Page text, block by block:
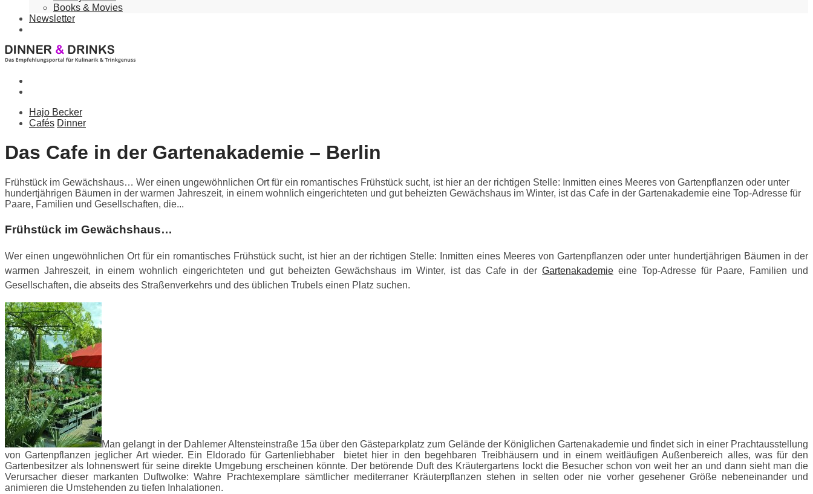
Books & Movies
Newsletter
Hajo Becker
Cafés Dinner
Das Cafe in der Gartenakademie – Berlin
Frühstück im Gewächshaus… Wer einen ungewöhnlichen Ort für ein romantisches Frühstück sucht, ist hier an der richtigen Stelle: Inmitten eines Meeres von Gartenpflanzen oder unter
hundertjährigen Bäumen in der warmen Jahreszeit, in einem wohnlich eingerichteten und gut beheizten Gewächshaus im Winter, ist das Cafe in der Gartenakademie eine Top-Adresse für
Paare, Familien und Gesellschaften, die...
Frühstück im Gewächshaus…
Wer einen ungewöhnlichen Ort für ein romantisches Frühstück sucht, ist hier an der richtigen Stelle: Inmitten eines Meeres von Gartenpflanzen oder unter hundertjährigen Bäumen in der
warmen Jahreszeit, in einem wohnlich eingerichteten und gut beheizten Gewächshaus im Winter, ist das Cafe in derGartenakademie eine Top-Adresse für Paare, Familien und
Gesellschaften, die abseits des Straßenverkehrs und des üblichen Trubels einen Platz suchen.
Man gelangt in der Dahlemer Altensteinstraße 15a über den Gästeparkplatz zum Gelände der Königlichen Gartenakademie und findet sich in einer Prachtausstellung
von Gartenpflanzen jeglicher Art wieder. Ein Eldorado für Gartenliebhaber bietet hier in den begehbaren Treibhäusern und in einem weitläufigen Außenbereich alles, was für den
Gartenbesitzer als lohnenswert für seine direkte Umgebung erscheinen könnte. Der betörende Duft des Kräutergartens lockt die Besucher schon von weit her an und dann sieht man die
Verursacher dieser markanten Duftwolke: Wahre Prachtexemplare sämtlicher mediterraner Kräuterpflanzen stehen in selten oder nie vorher gesehener Größe nebeneinander und
animieren die Umstehenden zu tiefen Inhalationen.